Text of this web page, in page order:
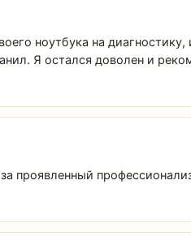
ноутбука на
Я остался доволен и
проявленный